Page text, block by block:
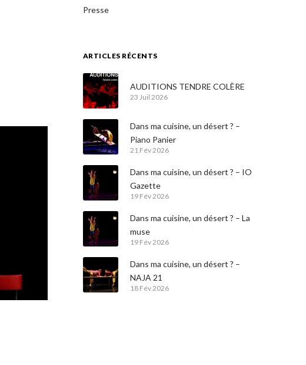
Presse
ARTICLES RÉCENTS
AUDITIONS TENDRE COLÈRE
23 Juil 2026
Dans ma cuisine, un désert ? –
Piano Panier
21 Fév 2026
Dans ma cuisine, un désert ? – IO
Gazette
19 Fév 2026
Dans ma cuisine, un désert ? – La
muse
19 Fév 2026
Dans ma cuisine, un désert ? –
NAJA 21
18 Fév 2026